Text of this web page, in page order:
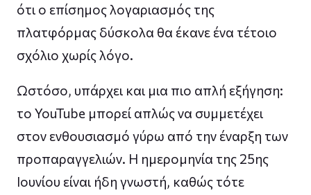
ότι ο επίσημος λογαριασμός της
πλατφόρμας δύσκολα θα έκανε ένα τέτοιο
σχόλιο χωρίς λόγο.
Ωστόσο, υπάρχει και μια πιο απλή εξήγηση:
το YouTube μπορεί απλώς να συμμετέχει
στον ενθουσιασμό γύρω από την έναρξη των
προπαραγγελιών. Η ημερομηνία της 25ης
Ιουνίου είναι ήδη γνωστή, καθώς τότε